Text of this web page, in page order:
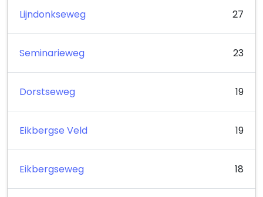
Lijndonkseweg 27
Seminarieweg 23
Dorstseweg 19
Eikbergse Veld 19
Eikbergseweg 18